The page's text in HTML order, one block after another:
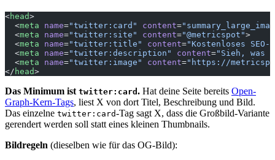
<head>
  <
meta name="twitter:card" content=
  <
meta name="twitter:site" content="@metricspot">
  <
meta name="twitter:title" content="Kostenloses
  <
meta name="twitter:description" content="Sieh, was
  <
meta name="twitter:image" content="https://
</ head>
Das Minimum ist twitter:card . Hat deine Seite bereits Open-
Graph-Kern-Tags, liest X von dort Titel, Beschreibung und Bild.
Das einzelne twitter:card-Tag sagt X, dass die Großbild-Variante
gerendert werden soll statt eines kleinen Thumbnails.
Bildregeln (dieselben wie für das OG-Bild):